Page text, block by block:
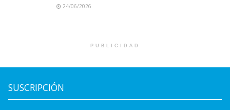
24/06/2026
PUBLICIDAD
SUSCRIPCIÓN